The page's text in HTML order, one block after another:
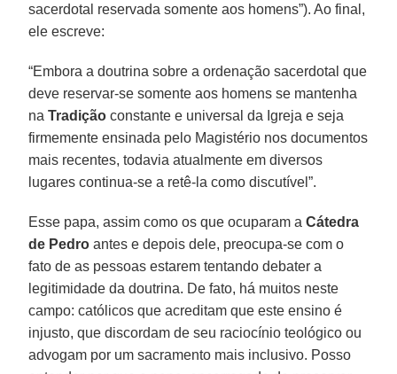
sacerdotal reservada somente aos homens”). Ao final,
ele escreve:
“Embora a doutrina sobre a ordenação sacerdotal que
deve reservar-se somente aos homens se mantenha
naTradição constante e universal da Igreja e seja
firmemente ensinada pelo Magistério nos documentos
mais recentes, todavia atualmente em diversos
lugares continua-se a retê-la como discutível”.
Esse papa, assim como os que ocuparam aCátedra
de Pedro antes e depois dele, preocupa-se com o
fato de as pessoas estarem tentando debater a
legitimidade da doutrina. De fato, há muitos neste
campo: católicos que acreditam que este ensino é
injusto, que discordam de seu raciocínio teológico ou
advogam por um sacramento mais inclusivo. Posso